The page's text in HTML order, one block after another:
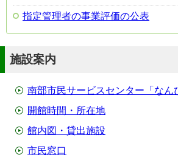
指定管理者の事業評価の公表
施設案内
南部市民サービスセンター「なん
開館時間・所在地
館内図・貸出施設
市民窓口